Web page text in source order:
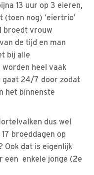
13 uur op 3 eieren,
nog) ‘eiertrio’
broedt vrouw
de tijd en man
bij alle
heel vaak
gaat 24/7 door zodat
het binnenste
dus wel
broeddagen op
Ook dat is eigenlijk
een enkele jonge (2e